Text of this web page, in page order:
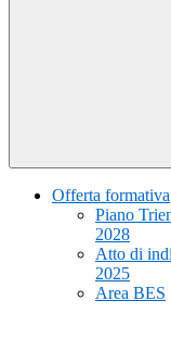
Offerta formativa
Piano
2028
Atto di
2025
Area BES